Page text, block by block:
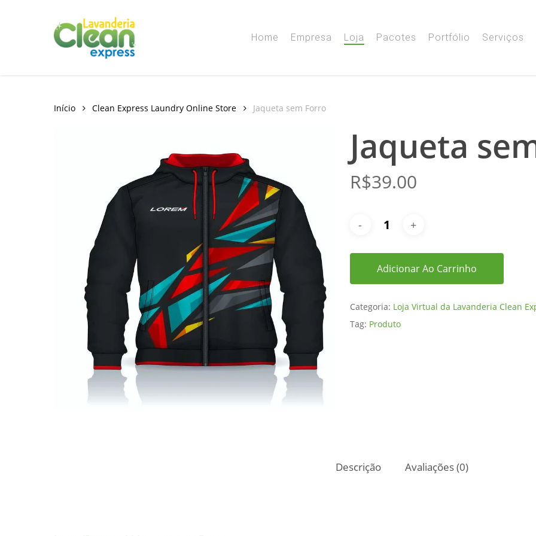
Hit enter to search or ESC to close
Home Empresa Loja Pacotes Portfólio Serviços
Início Clean Express Laundry Online Store Jaqueta sem Forro
Jaqueta
R$39.00
Adicionar Ao Carrinho
Categoria: Loja Virtual da Lavanderia Clean
Tag: Produto
Descrição Avaliações (0)